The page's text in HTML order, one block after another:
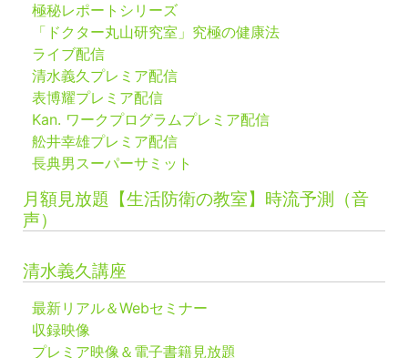
極秘レポートシリーズ
「ドクター丸山研究室」究極の健康法
ライブ配信
清水義久プレミア配信
表博耀プレミア配信
Kan. ワークプログラムプレミア配信
舩井幸雄プレミア配信
長典男スーパーサミット
月額見放題【生活防衛の教室】時流予測（音
声）
清水義久講座
最新リアル＆Webセミナー
収録映像
プレミア映像＆電子書籍見放題